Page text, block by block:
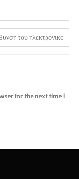
for the next time I